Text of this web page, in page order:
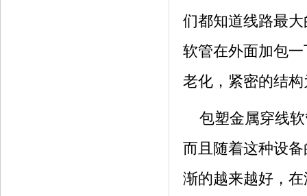
们都知道线路最
软管在外面加包
老化，紧密的结
包塑金属穿线
而且随着这种设
渐的越来越好，